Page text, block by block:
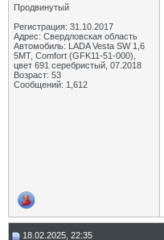
Продвинутый
Регистрация: 31.10.2017
Адрес: Свердловская область
Автомобиль: LADA Vesta SW 1,6
5МТ, Comfort (GFK11-51-000),
цвет 691 серебристый, 07.2018
Возраст: 53
Сообщений: 1,612
18.02.2025, 22:35